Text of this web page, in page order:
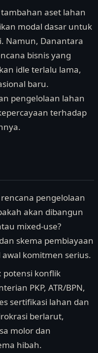
aset lahan
modal dasar untuk
Namun, Danantara
bisnis yang
idle terlalu lama,
baru.
pengelolaan lahan
terhadap
pengelolaan
akan dibangun
mixed-use?
skema pembiayaan
komitmen serius.
potensi konflik
PKP, ATR/BPN,
sertifikasi lahan dan
berlarut,
molor dan
hibah.